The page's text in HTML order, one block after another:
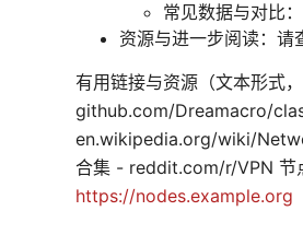
常见数据与对比
资源与进一步阅读：请
有用链接与资源（文本形式
github.com/Dreamacro/
en.wikipedia.org/wiki/
合集 - reddit.com/r/VPN 节
https://nodes.example.org